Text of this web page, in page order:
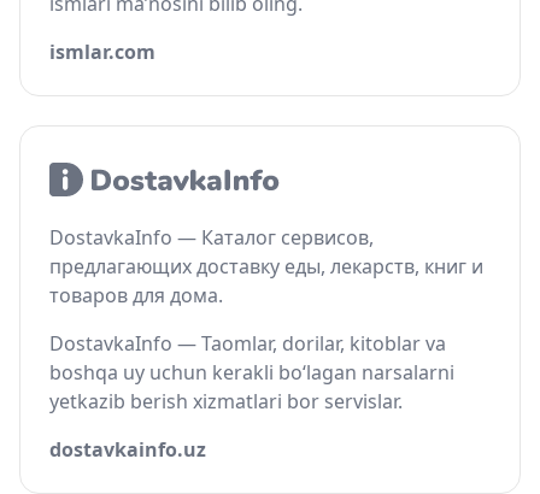
ismlar.com
DostavkaInfo — Каталог сервисов,
предлагающих доставку еды, лекарств, книг и
товаров для дома.
DostavkaInfo — Taomlar, dorilar, kitoblar va
boshqa uy uchun kerakli bo‘lagan narsalarni
yetkazib berish xizmatlari bor servislar.
dostavkainfo.uz